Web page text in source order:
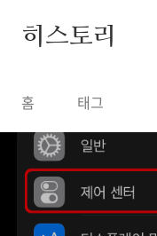
히스토리
홈 태그